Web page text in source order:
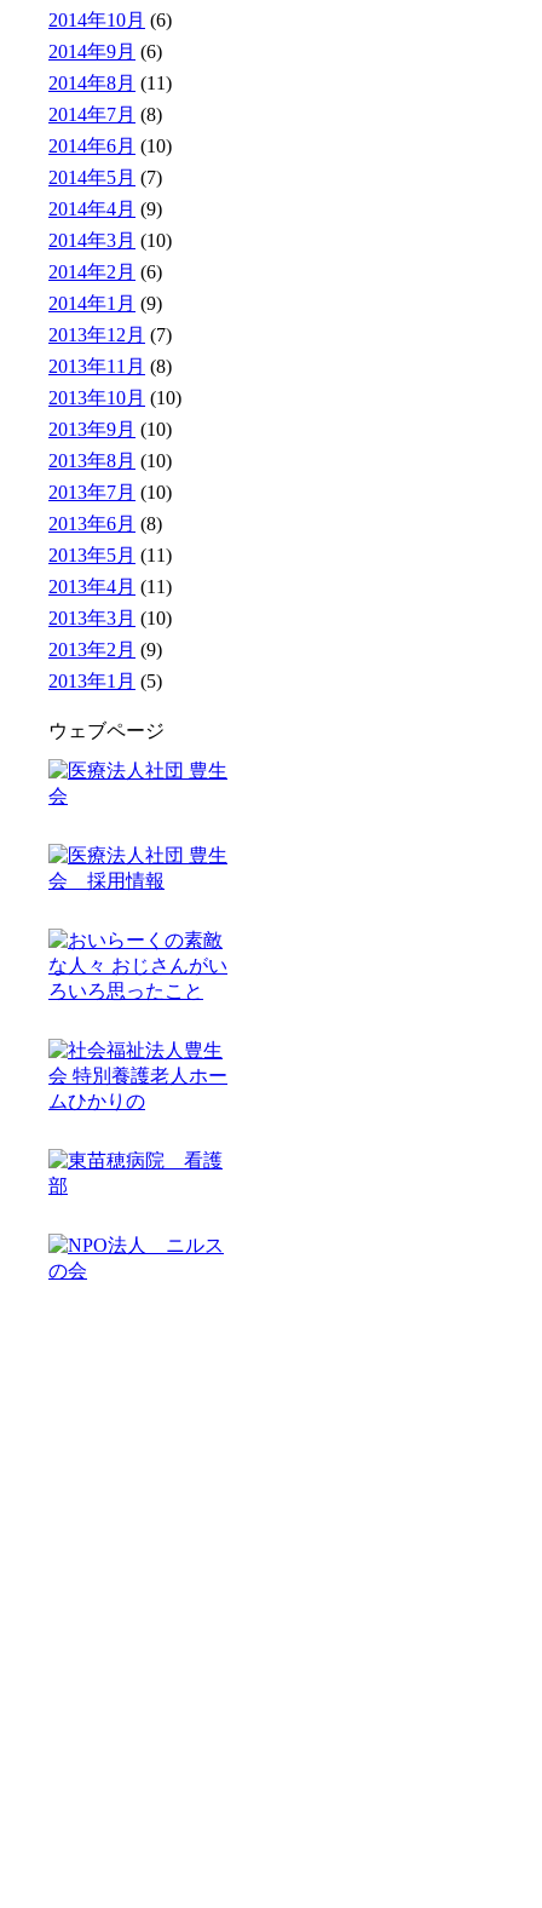
2014年10月 (6)
2014年9月 (6)
2014年8月 (11)
2014年7月 (8)
2014年6月 (10)
2014年5月 (7)
2014年4月 (9)
2014年3月 (10)
2014年2月 (6)
2014年1月 (9)
2013年12月 (7)
2013年11月 (8)
2013年10月 (10)
2013年9月 (10)
2013年8月 (10)
2013年7月 (10)
2013年6月 (8)
2013年5月 (11)
2013年4月 (11)
2013年3月 (10)
2013年2月 (9)
2013年1月 (5)
ウェブページ